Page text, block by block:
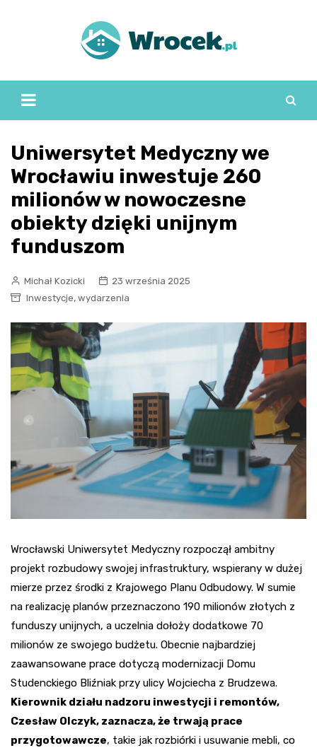
Uniwersytet Medyczny we
Wrocławiu inwestuje 260
milionów w nowoczesne
obiekty dzięki unijnym
funduszom
Michał Kozicki
23 września 2025
Inwestycje, wydarzenia
Wrocławski Uniwersytet Medyczny rozpoczął ambitny
projekt rozbudowy swojej infrastruktury, wspierany w dużej
mierze przez środki z Krajowego Planu Odbudowy. W sumie
na realizację planów przeznaczono 190 milionów złotych z
funduszy unijnych, a uczelnia dołoży dodatkowe 70
milionów ze swojego budżetu. Obecnie najbardziej
zaawansowane prace dotyczą modernizacji Domu
Studenckiego Bliźniak przy ulicy Wojciecha z Brudzewa.
Kierownik działu nadzoru inwestycji i remontów,
Czesław Olczyk, zaznacza, że trwają prace
przygotowawcze, takie jak rozbiórki i usuwanie mebli, co